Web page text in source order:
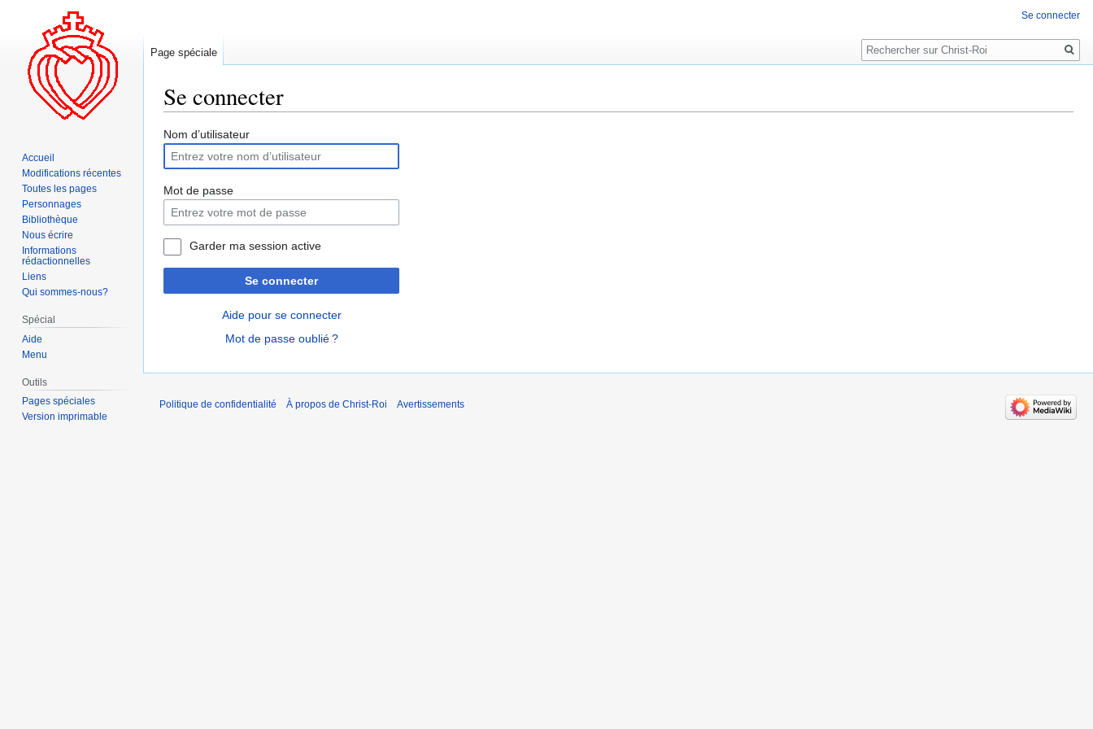
Se connecter
Aller
la
navigation
Aller
la
recherche
Nom d’utilisateur
Mot de passe
Garder ma session active
Se connecter
Aide pour se connecter
Mot de passe oublié ?
Se connecter
Page spéciale
Rechercher
Accueil
Modifications récentes
Toutes les pages
Personnages
Bibliothèque
Nous écrire
Informations
rédactionnelles
Liens
Qui sommes-nous?
Spécial
Aide
Menu
Outils
Pages spéciales
Version imprimable
Politique de confidentialité À propos de Christ-Roi Avertissements